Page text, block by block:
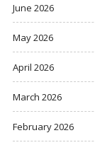
June 2026
May 2026
April 2026
March 2026
February 2026